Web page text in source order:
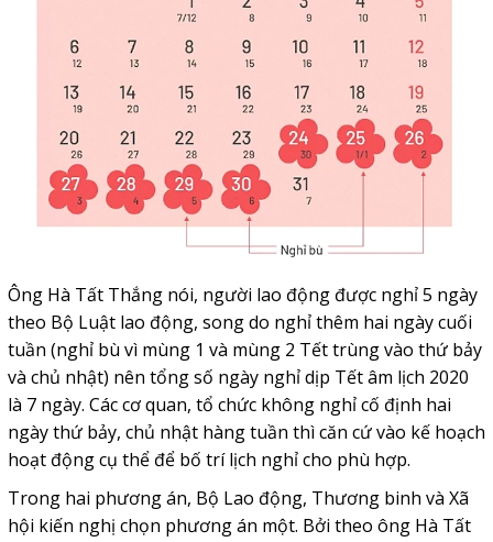
Ông Hà Tất Thắng nói, người lao động được nghỉ 5 ngày
theo Bộ Luật lao động, song do nghỉ thêm hai ngày cuối
tuần (nghỉ bù vì mùng 1 và mùng 2 Tết trùng vào thứ bảy
và chủ nhật) nên tổng số ngày nghỉ dịp Tết âm lịch 2020
là 7 ngày. Các cơ quan, tổ chức không nghỉ cố định hai
ngày thứ bảy, chủ nhật hàng tuần thì căn cứ vào kế hoạch
hoạt động cụ thể để bố trí lịch nghỉ cho phù hợp.
Trong hai phương án, Bộ Lao động, Thương binh và Xã
hội kiến nghị chọn phương án một. Bởi theo ông Hà Tất